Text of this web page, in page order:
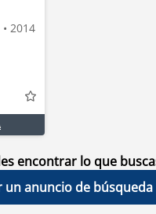
2014
encontrar lo que
un anuncio de búsqueda